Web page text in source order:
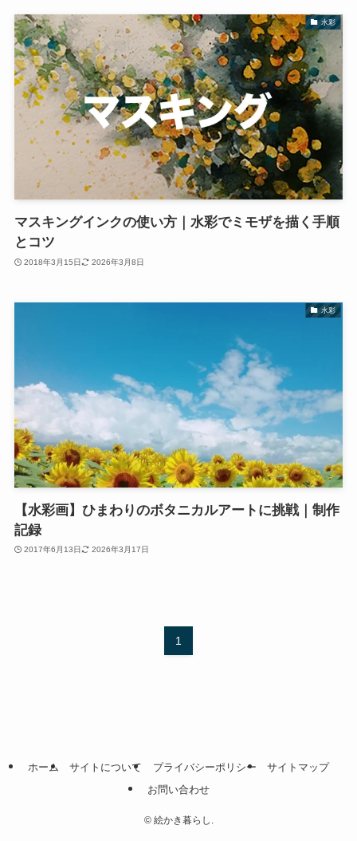
水彩
マスキングインクの使い方｜水彩でミモザを描く手順
とコツ
2018年3月15日 2026年3月8日
水彩
【水彩画】ひまわりのボタニカルアートに挑戦｜制作
記録
2017年6月13日 2026年3月17日
1
ホーム サイトについて プライバシーポリシー
サイトマップ
お問い合わせ
©絵かき暮らし.